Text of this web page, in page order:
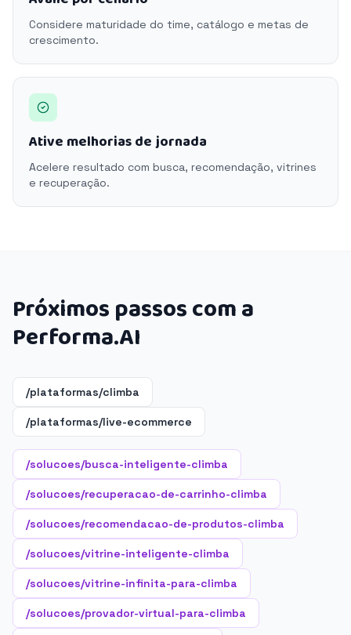
Considere maturidade do time, catálogo e metas de
crescimento.
Ative melhorias de jornada
Acelere resultado com busca, recomendação, vitrines
e recuperação.
Próximos passos com a
Performa.AI
/plataformas/climba
/plataformas/live-ecommerce
/solucoes/busca-inteligente-climba
/solucoes/recuperacao-de-carrinho-climba
/solucoes/recomendacao-de-produtos-climba
/solucoes/vitrine-inteligente-climba
/solucoes/vitrine-infinita-para-climba
/solucoes/provador-virtual-para-climba